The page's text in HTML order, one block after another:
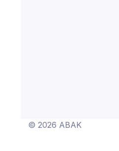
© 2026 ABAK